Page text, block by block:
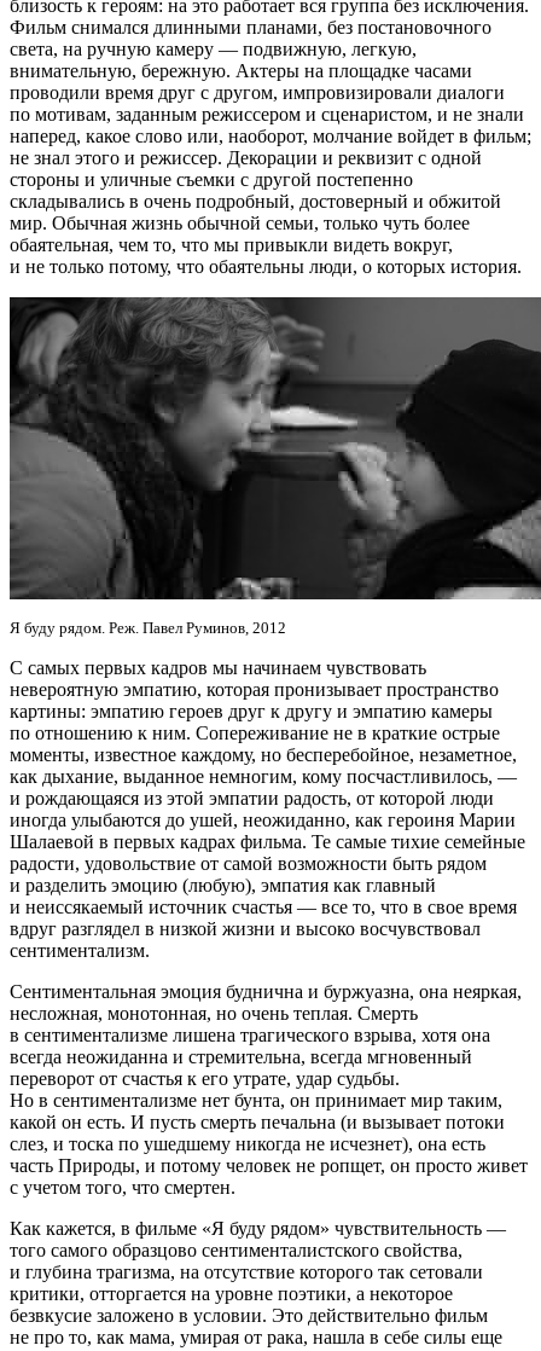
близость к героям: на это работает вся группа без исключения.
Фильм снимался длинными планами, без постановочного
света, на ручную камеру — подвижную, легкую,
внимательную, бережную. Актеры на площадке часами
проводили время друг с другом, импровизировали диалоги
по мотивам, заданным режиссером и сценаристом, и не знали
наперед, какое слово или, наоборот, молчание войдет в фильм;
не знал этого и режиссер. Декорации и реквизит с одной
стороны и уличные съемки с другой постепенно
складывались в очень подробный, достоверный и обжитой
мир. Обычная жизнь обычной семьи, только чуть более
обаятельная, чем то, что мы привыкли видеть вокруг,
и не только потому, что обаятельны люди, о которых история.
Я буду рядом. Реж. Павел Руминов, 2012
С самых первых кадров мы начинаем чувствовать
невероятную эмпатию, которая пронизывает пространство
картины: эмпатию героев друг к другу и эмпатию камеры
по отношению к ним. Сопереживание не в краткие острые
моменты, известное каждому, но бесперебойное, незаметное,
как дыхание, выданное немногим, кому посчастливилось, —
и рождающаяся из этой эмпатии радость, от которой люди
иногда улыбаются до ушей, неожиданно, как героиня Марии
Шалаевой в первых кадрах фильма. Те самые тихие семейные
радости, удовольствие от самой возможности быть рядом
и разделить эмоцию (любую), эмпатия как главный
и неиссякаемый источник счастья — все то, что в свое время
вдруг разглядел в низкой жизни и высоко восчувствовал
сентиментализм.
Сентиментальная эмоция буднична и буржуазна, она неяркая,
несложная, монотонная, но очень теплая. Смерть
в сентиментализме лишена трагического взрыва, хотя она
всегда неожиданна и стремительна, всегда мгновенный
переворот от счастья к его утрате, удар судьбы.
Но в сентиментализме нет бунта, он принимает мир таким,
какой он есть. И пусть смерть печальна (и вызывает потоки
слез, и тоска по ушедшему никогда не исчезнет), она есть
часть Природы, и потому человек не ропщет, он просто живет
с учетом того, что смертен.
Как кажется, в фильме «Я буду рядом» чувствительность —
того самого образцово сентименталистского свойства,
и глубина трагизма, на отсутствие которого так сетовали
критики, отторгается на уровне поэтики, а некоторое
безвкусие заложено в условии. Это действительно фильм
не про то, как мама, умирая от рака, нашла в себе силы еще